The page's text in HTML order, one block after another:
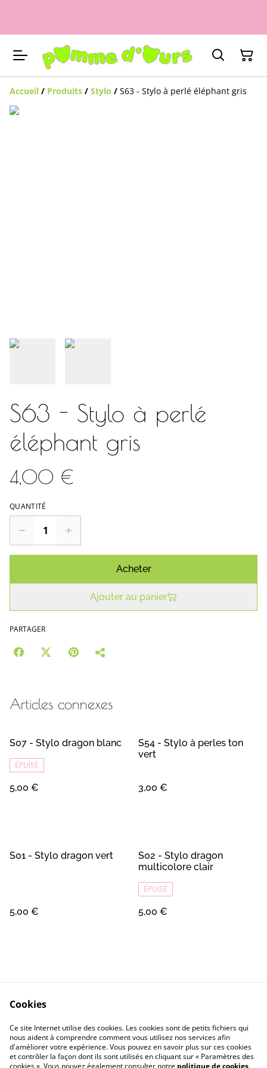
Accueil / Produits / Stylo / S63 - Stylo à perlé éléphant gris
S63 - Stylo à perlé
éléphant gris
4,00 €
QUANTITÉ
Acheter
Ajouter au panier
PARTAGER
Articles connexes
S07 - Stylo dragon blanc
ÉPUISÉ
5,00 €
S54 - Stylo à perles ton
vert
3,00 €
S01 - Stylo dragon vert
5,00 €
S02 - Stylo dragon
multicolore clair
ÉPUISÉ
5,00 €
Contact
Conditions Générales
Confidentialité
Cookie
Cookies
Ce site Internet utilise des cookies. Les cookies sont de petits fichiers qui
nous aident à comprendre comment vous utilisez nos services afin
d'améliorer votre expérience. Vous pouvez en savoir plus sur ces cookies
et contrôler la façon dont ils sont utilisés en cliquant sur « Paramètres des
cookies ». Vous pouvez également consulter notre politique de cookies.